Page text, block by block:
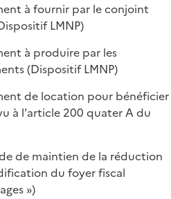
à fournir par le conjoint
LMNP)
à produire par les
(Dispositif LMNP)
de location pour bénéficier
à l'article 200 quater A du
de maintien de la réduction
du foyer fiscal
»)